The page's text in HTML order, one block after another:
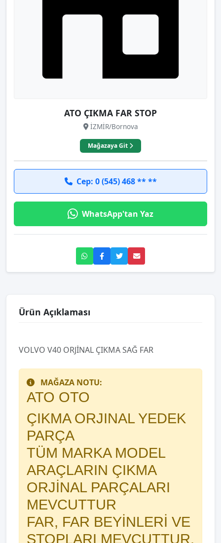
ATO ÇIKMA FAR STOP
İZMİR/Bornova
Mağazaya Git
Cep: 0 (545) 468 ** **
WhatsApp'tan Yaz
Ürün Açıklaması
VOLVO V40 ORJİNAL ÇIKMA SAĞ FAR
MAĞAZA NOTU:
ATO OTO
ÇIKMA ORJINAL YEDEK
PARÇA
TÜM MARKA MODEL
ARAÇLARIN ÇIKMA
ORJİNAL PARÇALARI
MEVCUTTUR
FAR, FAR BEYİNLERİ VE
STOPLARI MEVCUTTUR.